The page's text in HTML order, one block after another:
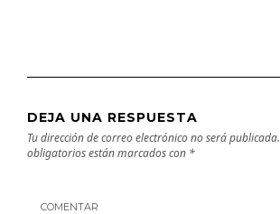
DEJA UNA RESPUESTA
Tu dirección de correo electrónico no será publicada.
obligatorios están marcados con *
COMENTAR